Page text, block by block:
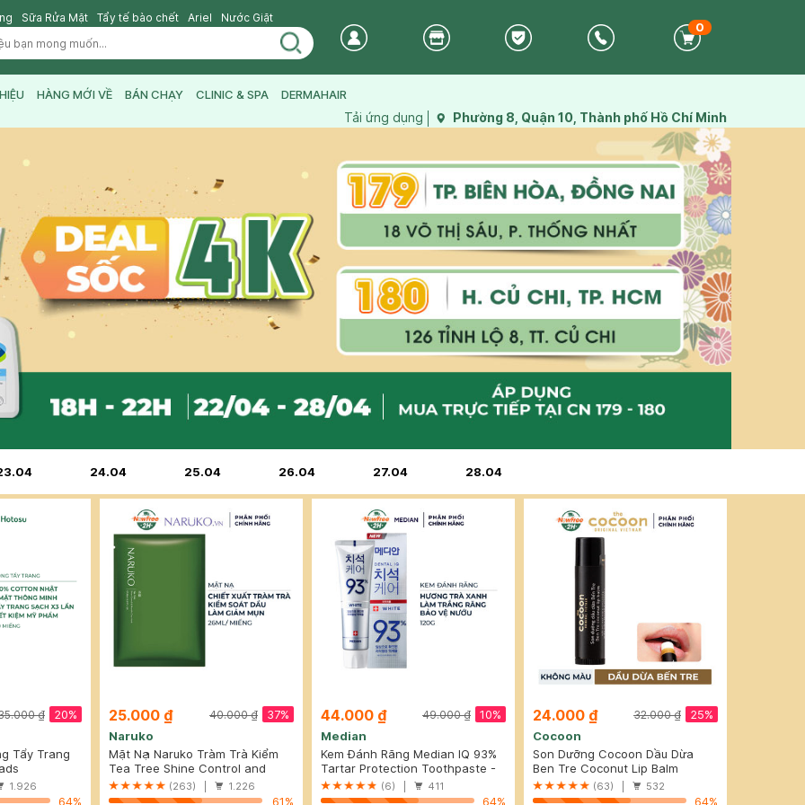
Sữa Rửa Mặt Tẩy tế bào chết Ariel Nước Giặt
0
HÀNG MỚI VỀ BÁN CHẠY CLINIC & SPA DERMAHAIR
Tải ứng dụng Phường 8, Quận 10, Thành phố Hồ Chí Minh
24.04 25.04 26.04 27.04 28.04
20%
₫
Tẩy Trang
Miếng
1.926
64%
25.000 ₫ 37%
40.000 ₫
Naruko
Mặt Nạ Naruko Tràm Trà Kiểm
Soát Dầu Và Giảm Mụn 26ml
Tea Tree Shine Control and
Blemish Clear Mask
(263) | 1.226
61%
44.000 ₫ 10%
49.000 ₫
Median
Kem Đánh Răng Median IQ 93%
Trắng Răng Màu Trắng Bạc 120g
Tartar Protection Toothpaste -
White
(6) | 411
64%
24.000 ₫ 25%
32.000 ₫
Cocoon
Son Dưỡng Cocoon Dầu Dừa
Bến Tre 5g
Ben Tre Coconut Lip Balm
(63) | 532
64%